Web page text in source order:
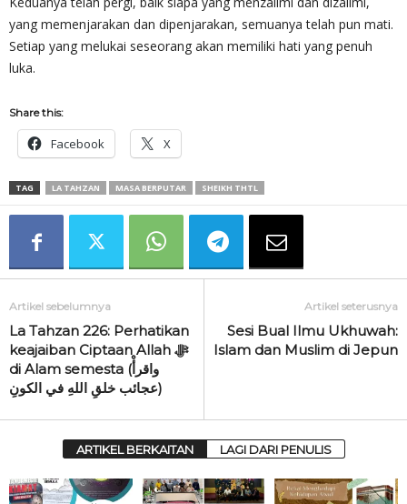
yang memenjarakan dan dipenjarakan, semuanya telah pun mati.
Setiap yang melukai seseorang akan memiliki hati yang penuh
luka.
Share this:
Facebook X
TAG LA TAHZAN MASA BERPUTAR SHEIKH THTL
Artikel sebelumnya
La Tahzan 226: Perhatikan
keajaiban Ciptaan Allah ‎ﷻ
di Alam semesta (واقرأْ
عجائب خلقِ اللهِ في الكونِ)
Artikel seterusnya
Sesi Bual Ilmu Ukhuwah:
Islam dan Muslim di Jepun
ARTIKEL BERKAITAN LAGI DARI PENULIS